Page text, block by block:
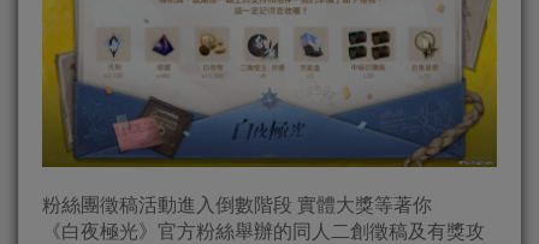
粉絲團徵稿活動進入倒數階段 實體大獎等著你
《白夜極光》官方粉絲舉辦的同人二創徵稿及有獎攻